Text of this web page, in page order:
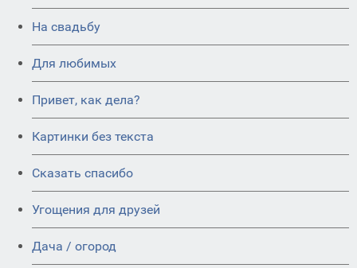
На свадьбу
Для любимых
Привет, как дела?
Картинки без текста
Сказать спасибо
Угощения для друзей
Дача / огород